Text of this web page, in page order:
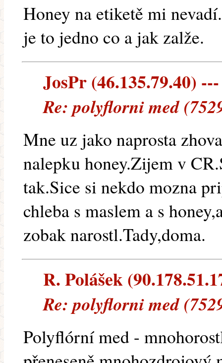
Honey na etiketě mi
je to jedno co a jak zalže.
JosPr (46.135.79.40)
Re: polyflorni med
Mne uz jako naprosta
nalepku honey.Zijem v
tak.Sice si nekdo mozna
chleba s maslem a s
zobak narostl.Tady,doma.
R. Polášek
Re: polyflorni med
Polyflórní med -